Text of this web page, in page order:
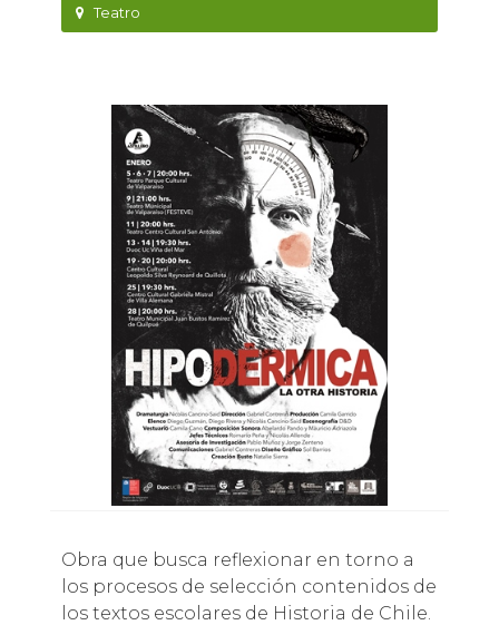
Teatro
Obra que busca reflexionar en torno a
los procesos de selección contenidos de
los textos escolares de Historia de Chile.